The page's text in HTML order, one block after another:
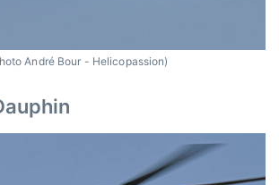
André Bour - Helicopassion)